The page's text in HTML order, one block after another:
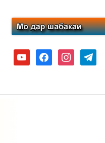
youtubefacebookinstagramtelegram